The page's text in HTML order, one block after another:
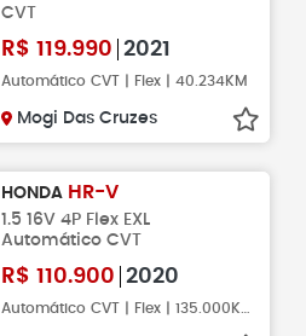
CVT
R$ 119.990 2021
Automático CVT | Flex | 40.234KM
Mogi Das Cruzes
HONDA HR-V
1.5 16V 4P Flex EXL
Automático CVT
R$ 110.900 2020